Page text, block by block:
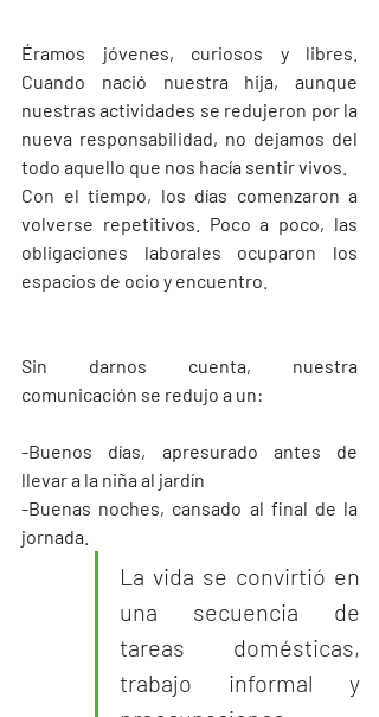
Éramos jóvenes, curiosos y libres.
Cuando nació nuestra hija, aunque
nuestras actividades se redujeron por la
nueva responsabilidad, no dejamos del
todo aquello que nos hacía sentir vivos.
Con el tiempo, los días comenzaron a
volverse repetitivos. Poco a poco, las
obligaciones laborales ocuparon los
espacios de ocio y encuentro.
Sin darnos cuenta, nuestra
comunicación se redujo a un:
-Buenos días, apresurado antes de
llevar a la niña al jardín
-Buenas noches, cansado al final de la
jornada.
La vida se convirtió en
una secuencia de
tareas domésticas,
trabajo informal y